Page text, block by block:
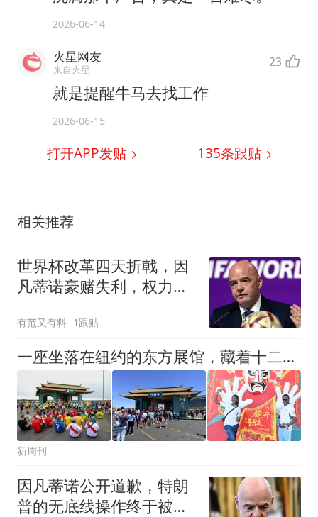
2026-06-14
火星网友
来自火星 23
就是提醒牛马去找工作
2026-06-15
打开APP发贴 135条跟贴
相关推荐
世界杯改革四天折戟，因
凡蒂诺豪赌失利，权力博
有范又有料 1跟贴
一座坐落在纽约的东方展馆，藏着十二年耕世界杯的要强之路
新周刊
因凡蒂诺公开道歉，特朗
普的无底线操作终于被欧